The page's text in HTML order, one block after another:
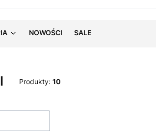
NOWOŚCI SALE
Produkty: 10